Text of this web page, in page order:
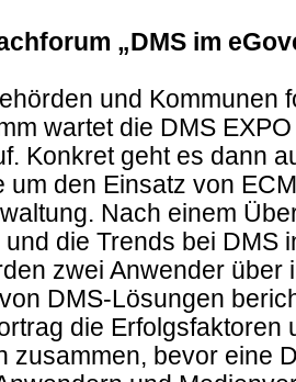
„DMS im
und Kommunen
wartet die DMS
Konkret geht es dann
um den Einsatz von
Nach einem
die Trends bei DMS
zwei Anwender über
DMS-Lösungen
die Erfolgsfaktoren
zusammen, bevor eine